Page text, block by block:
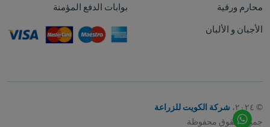
محارم ورقية
الأجبان و الألبان
بوابات الدفع المؤمنة
© ٢٠٢٤،
شركة الكويت للزراعة
جميع الحقوق محفوظة